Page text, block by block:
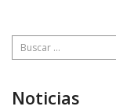
Buscar:
Noticias